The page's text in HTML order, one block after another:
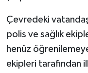
Çevredeki
polis ve sağlık
henüz
ekipleri tarafından